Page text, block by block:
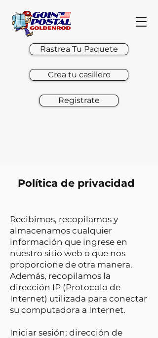
Rastrea Tu Paquete
Crea tu casillero
Registrate
Política de privacidad
Recibimos, recopilamos y
almacenamos cualquier
información que ingrese en
nuestro sitio web o que nos
proporcione de otra manera.
Además, recopilamos la
dirección IP (Protocolo de
Internet) utilizada para conectar
su computadora a Internet.
Iniciar sesión; dirección de